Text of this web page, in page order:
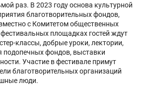
раз. В 2023 году основа культурной
благотворительных фондов,
с Комитетом общественных
площадках гостей ждут
классы, добрые уроки, лектории,
подопечных фондов, выставки
Участие в фестивале примут
благотворительных организаций
люди.